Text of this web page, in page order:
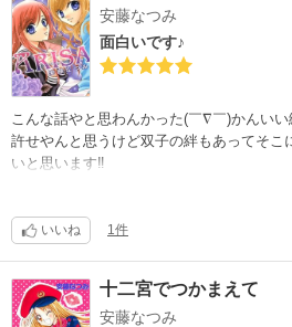
安藤なつみ
面白いです♪
こんな話やと思わんかった(￣∇￣)かんい
許せやんと思うけど双子の絆もあってそこ
いと思います‼︎
いいね 1件
十二宮でつかまえて
安藤なつみ